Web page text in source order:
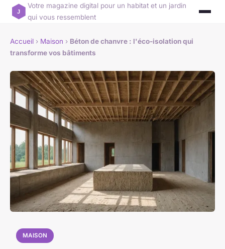
Votre magazine digital pour un habitat et un jardin
qui vous ressemblent
Accueil › Maison › Béton de chanvre : l'éco-isolation qui
transforme vos bâtiments
MAISON